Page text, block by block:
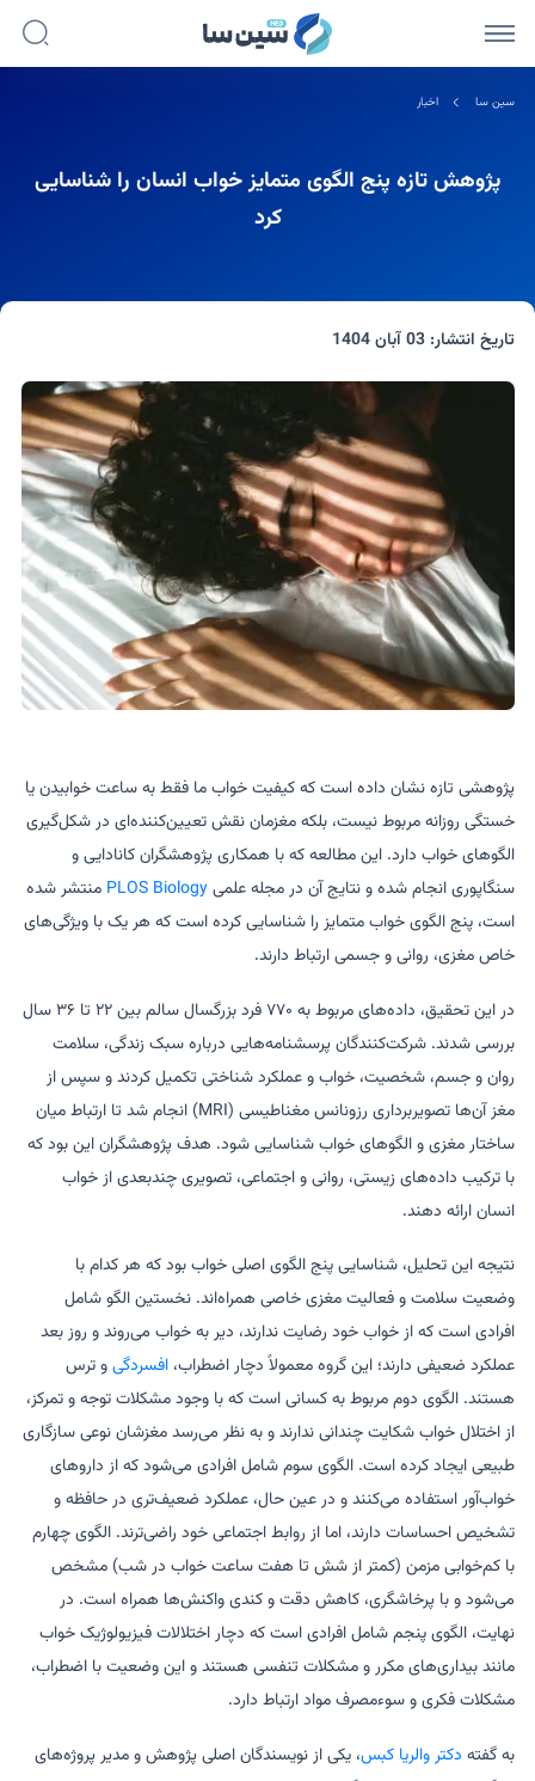
سین سا اخبار
پژوهش تازه پنج الگوی متمایز خواب انسان را شناسایی
کرد
تاریخ انتشار:03 آبان 1404
پژوهشی تازه نشان داده است که کیفیت خواب ما فقط به ساعت خوابیدن یا
خستگی روزانه مربوط نیست، بلکه مغزمان نقش تعیین‌کننده‌ای در شکل‌گیری
الگوهای خواب دارد. این مطالعه که با همکاری پژوهشگران کانادایی و
سنگاپوری انجام شده و نتایج آن در مجله علمیPLOS Biology منتشر شده
است، پنج الگوی خواب متمایز را شناسایی کرده است که هر یک با ویژگی‌های
خاص مغزی، روانی و جسمی ارتباط دارند.
در این تحقیق، داده‌های مربوط به ۷۷۰ فرد بزرگسال سالم بین ۲۲ تا ۳۶ سال
بررسی شدند. شرکت‌کنندگان پرسشنامه‌هایی درباره سبک زندگی، سلامت
روان و جسم، شخصیت، خواب و عملکرد شناختی تکمیل کردند و سپس از
مغز آن‌ها تصویربرداری رزونانس مغناطیسی (MRI) انجام شد تا ارتباط میان
ساختار مغزی و الگوهای خواب شناسایی شود. هدف پژوهشگران این بود که
با ترکیب داده‌های زیستی، روانی و اجتماعی، تصویری چندبعدی از خواب
انسان ارائه دهند.
نتیجه این تحلیل، شناسایی پنج الگوی اصلی خواب بود که هر کدام با
وضعیت سلامت و فعالیت مغزی خاصی همراه‌اند. نخستین الگو شامل
افرادی است که از خواب خود رضایت ندارند، دیر به خواب می‌روند و روز بعد
عملکرد ضعیفی دارند؛ این گروه معمولاً دچار اضطراب،افسردگیو ترس
هستند. الگوی دوم مربوط به کسانی است که با وجود مشکلات توجه و تمرکز،
از اختلال خواب شکایت چندانی ندارند و به نظر می‌رسد مغزشان نوعی سازگاری
طبیعی ایجاد کرده است. الگوی سوم شامل افرادی می‌شود که از داروهای
خواب‌آور استفاده می‌کنند و در عین حال، عملکرد ضعیف‌تری در حافظه و
تشخیص احساسات دارند، اما از روابط اجتماعی خود راضی‌ترند. الگوی چهارم
با کم‌خوابی مزمن (کمتر از شش تا هفت ساعت خواب در شب) مشخص
می‌شود و با پرخاشگری، کاهش دقت و کندی واکنش‌ها همراه است. در
نهایت، الگوی پنجم شامل افرادی است که دچار اختلالات فیزیولوژیک خواب
مانند بیداری‌های مکرر و مشکلات تنفسی هستند و این وضعیت با اضطراب،
مشکلات فکری و سوءمصرف مواد ارتباط دارد.
به گفته دکتر والریا کبس، یکی از نویسندگان اصلی پژوهش و مدیر پروژه‌های